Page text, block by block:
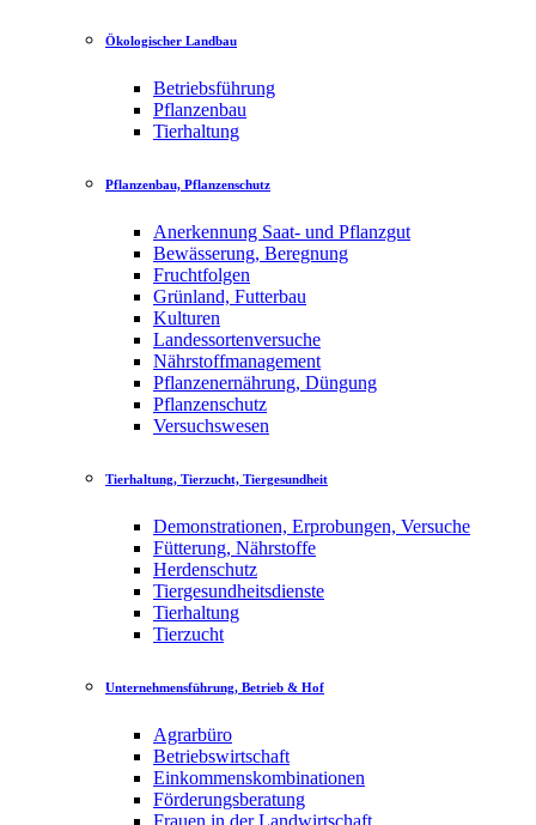
Ökologischer Landbau
Betriebsführung
Pflanzenbau
Tierhaltung
Pflanzenbau, Pflanzenschutz
Anerkennung Saat- und Pflanzgut
Bewässerung, Beregnung
Fruchtfolgen
Grünland, Futterbau
Kulturen
Landessortenversuche
Nährstoffmanagement
Pflanzenernährung, Düngung
Pflanzenschutz
Versuchswesen
Tierhaltung, Tierzucht, Tiergesundheit
Demonstrationen, Erprobungen, Versuche
Fütterung, Nährstoffe
Herdenschutz
Tiergesundheitsdienste
Tierhaltung
Tierzucht
Unternehmensführung, Betrieb & Hof
Agrarbüro
Betriebswirtschaft
Einkommenskombinationen
Förderungsberatung
Frauen in der Landwirtschaft